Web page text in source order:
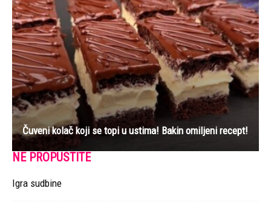
Čuveni kolač koji se topi u ustima! Bakin omiljeni recept!
NE PROPUSTITE
Igra sudbine